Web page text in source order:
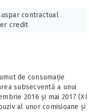
contractual
credit
de consumație
subsecventă a unui
2016 și mai 2017 (XI
al unor comisioane și